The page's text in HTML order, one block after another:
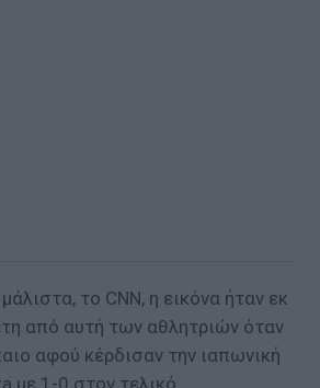
το CNN, η εικόνα ήταν εκ
από αυτή των αθλητριών όταν
αφού κέρδισαν την ιαπωνική
με 1-0 στον τελικό.